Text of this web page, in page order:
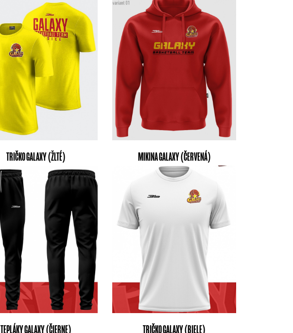
TRIČKO GALAXY (ŽLTÉ) MIKINA GALAXY (ČERVENÁ)
TEPLÁKY GALAXY (ČIERNE) TRIČKO GALAXY (BIELE)